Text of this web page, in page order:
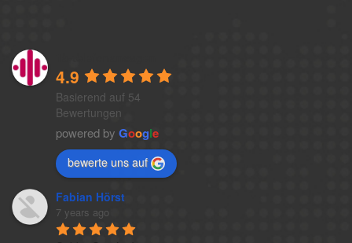
4.9
Basierend auf 54
Bewertungen
powered by Google
bewerte uns auf
Fabian Hörst
7 years ago